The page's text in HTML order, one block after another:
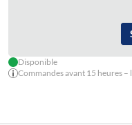
Disponible
Commandes avant 15 heures –